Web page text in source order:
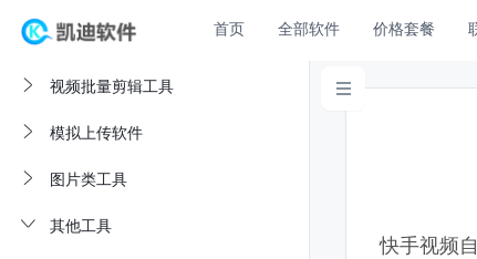
首页 全部软件 价格套餐
视频批量剪辑工具
模拟上传软件
图片类工具
其他工具

快手视频